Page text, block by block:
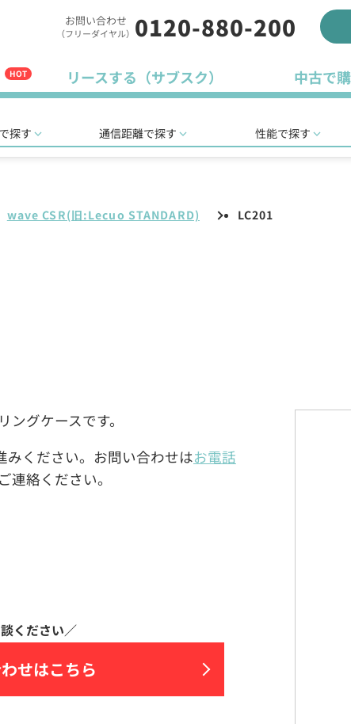
お問い合わせ
（フリーダイヤル） 0120-880-200
HOT リースする（サブスク） 中古で
探す 通信距離で探す 性能で探す
wave CSR(旧:Lecuo STANDARD) LC201
グケースです。
みください。お問い合わせはお電話
連絡ください。
せはこちら